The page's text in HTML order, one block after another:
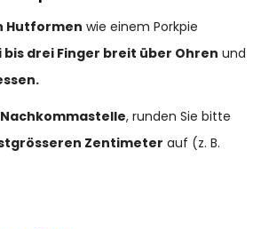
Hutformen wie einem Porkpie
bis drei Finger breit über Ohren und
Nachkommastelle, runden Sie bitte
Zentimeter auf (z. B.